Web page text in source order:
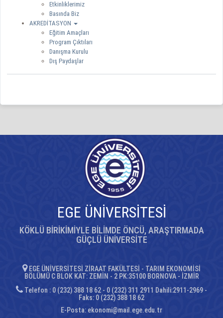
Etkinliklerimiz
Basında Biz
AKREDİTASYON
Eğitim Amaçları
Program Çıktıları
Danışma Kurulu
Dış Paydaşlar
EGE ÜNİVERSİTESİ
KÖKLÜ BİRİKİMİYLE BİLİMDE ÖNCÜ, ARAŞTIRMADA
GÜÇLÜ ÜNİVERSİTE
EGE ÜNİVERSİTESİ ZİRAAT FAKÜLTESİ - TARIM EKONOMİSİ
BÖLÜMÜ C BLOK KAT: ZEMİN - 2 PK:35100 BORNOVA - İZMİR
Telefon : 0 (232) 388 18 62 - 0 (232) 311 2911 Dahili:2911-2969 -
Faks: 0 (232) 388 18 62
E-Posta: ekonomi@mail.ege.edu.tr